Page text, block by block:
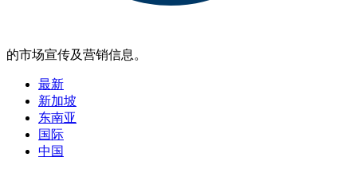
的市场宣传及营销信息。
最新
新加坡
东南亚
国际
中国